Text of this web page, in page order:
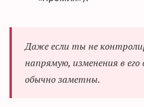
Даже если ты не
напрямую, изменения в
обычно заметны.